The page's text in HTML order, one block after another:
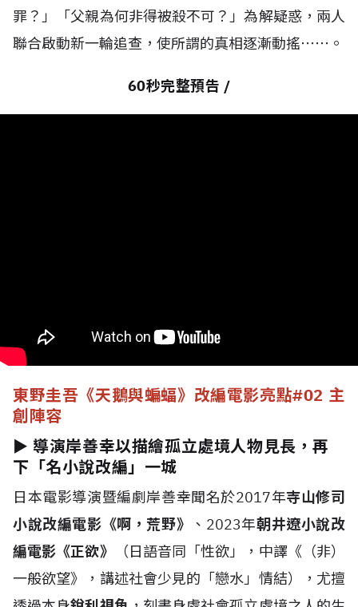
罪？」「父親為何非得被殺不可？」為解疑惑，兩人
聯合啟動新一輪追查，使所謂的真相逐漸動搖⋯⋯。
60秒完整預告 /
東野圭吾《天鵝與蝙蝠》改編電影亮點#02 主
創陣容
► 導演岸善幸以描繪孤立處境人物見長，再
下「名小說改編」一城
日本電影導演暨編劇岸善幸聞名於2017年寺山修司
小說改編電影《啊，荒野》
、2023年朝井遼小說改
編電影《正欲》
（日語音同「性欲」，中譯《（非）
一般欲望》，講述社會少見的「戀水」情結），尤擅